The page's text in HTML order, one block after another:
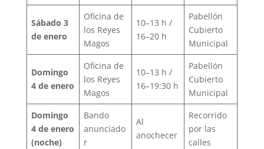
Sábado 3
de enero
Oficina de
los Reyes
Magos
10–13 h /
16–20 h
Pabellón
Cubierto
Municipal
Domingo
4 de enero
Oficina de
los Reyes
Magos
10–13 h /
16–19:30 h
Pabellón
Cubierto
Municipal
Domingo
4 de enero
(noche)
Bando
anunciado
r
Al
anochecer
Recorrido
por las
calles